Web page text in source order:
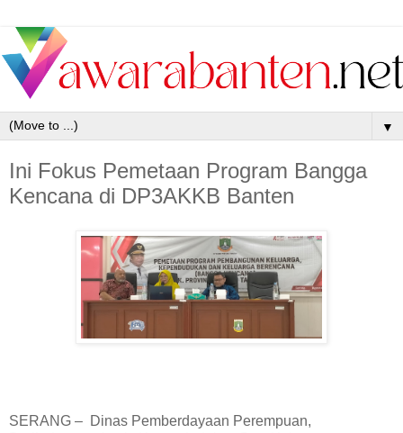
▼
Ini Fokus Pemetaan Program Bangga
Kencana di DP3AKKB Banten
SERANG – Dinas Pemberdayaan Perempuan,